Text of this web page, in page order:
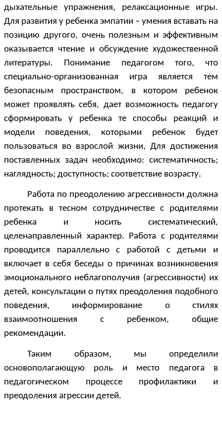
дыхательные упражнения, релаксационные игры.
Для развития у ребенка эмпатии – умения вставать на
позицию другого, очень полезным и эффективным
оказывается чтение и обсуждение художественной
литературы. Понимание педагогом того, что
специально-организованная игра является тем
безопасным пространством, в котором ребенок
может проявлять себя, дает возможность педагогу
сформировать у ребенка те способы реакций и
модели поведения, которыми ребенок будет
пользоваться во взрослой жизни, Для достижения
поставленных задач необходимо: систематичность;
наглядность; доступность; соответствие возрасту.
Работа по преодолению агрессивности должна
протекать в тесном сотрудничестве с родителями
ребенка и носить систематический,
целенаправленный характер. Работа с родителями
проводится параллельно с работой с детьми и
включает в себя беседы о причинах возникновения
эмоционального неблагополучия (агрессивности) их
детей, консультации о путях преодоления подобного
поведения, информирование о стилях
взаимоотношения с ребенком, общие
рекомендации.
Таким образом, мы определили
основополагающую роль и место педагога в
педагогическом процессе профилактики и
преодоления агрессии детей.